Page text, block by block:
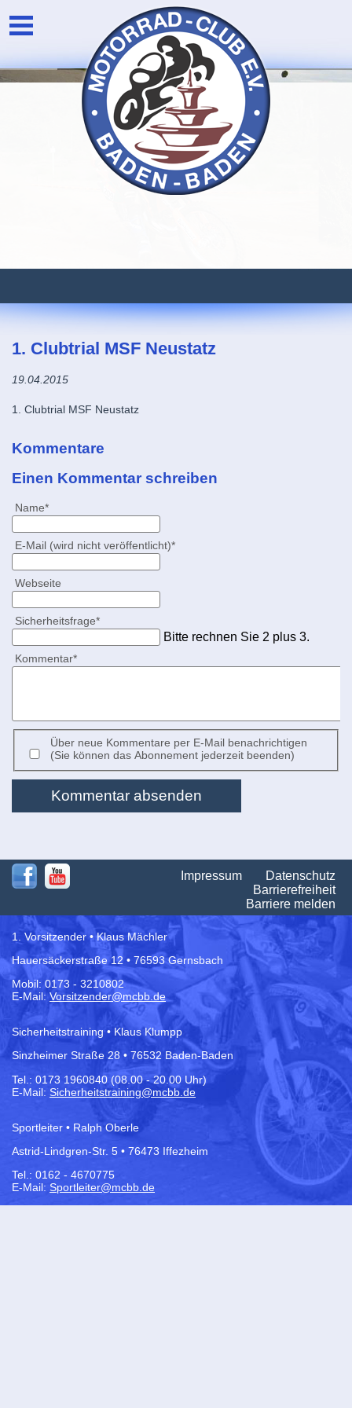
1. Clubtrial MSF Neustatz
19.04.2015
1. Clubtrial MSF Neustatz
Kommentare
Einen Kommentar schreiben
Pflichtfeld
Name*
Pflichtfeld
E-Mail (wird nicht veröffentlicht)*
Webseite
Pflichtfeld
Sicherheitsfrage*
Bitte rechnen Sie 2 plus 3.
Pflichtfeld
Kommentar*
Über neue Kommentare per E-Mail benachrichtigen
(Sie können das Abonnement jederzeit beenden)
Kommentar absenden
Impressum
Datenschutz
Barrierefreiheit
Barriere melden
1. Vorsitzender • Klaus Mächler
Hauersäckerstraße 12 • 76593 Gernsbach
Mobil: 0173 - 3210802
E-Mail:Vorsitzender@mcbb.de
Sicherheitstraining • Klaus Klumpp
Sinzheimer Straße 28 • 76532 Baden-Baden
Tel.: 0173 1960840 (08.00 - 20.00 Uhr)
E-Mail: Sicherheitstraining@mcbb.de
Sportleiter • Ralph Oberle
Astrid-Lindgren-Str. 5 • 76473 Iffezheim
Tel.: 0162 - 4670775
E-Mail: Sportleiter@mcbb.de
Unser Verein
Die Vorstandschaft